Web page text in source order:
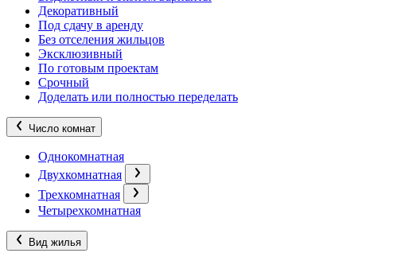
Декоративный
Под сдачу в аренду
Без отселения жильцов
Эксклюзивный
По готовым проектам
Срочный
Доделать или полностью переделать
Число комнат
Однокомнатная
Двухкомнатная
Трехкомнатная
Четырехкомнатная
Вид жилья